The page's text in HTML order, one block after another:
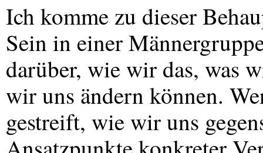
Ich komme zu dieser
Sein in einer
darüber, wie wir das, was
wir uns ändern können.
gestreift, wie wir uns